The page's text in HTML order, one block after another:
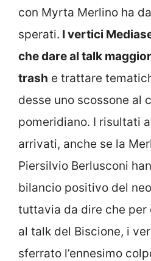
con Myrta Merlino ha
sperati. I vertici
che dare al talk
trash e trattare
desse uno scossone al
pomeridiano. I risultati
arrivati, anche se la
Piersilvio Berlusconi
bilancio positivo del neo
tuttavia da dire che per
al talk del Biscione, i
sferrato l’ennesimo